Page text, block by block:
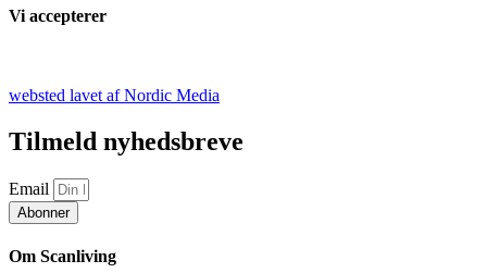
Vi accepterer
websted lavet af Nordic Media
Tilmeld nyhedsbreve
Email
Abonner
Om Scanliving